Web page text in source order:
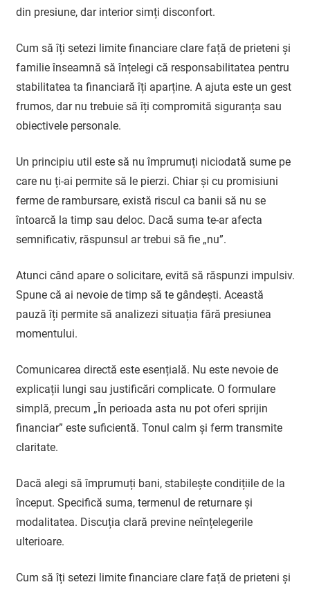
din presiune, dar interior simți disconfort.
Cum să îți setezi limite financiare clare față de prieteni și
familie înseamnă să înțelegi că responsabilitatea pentru
stabilitatea ta financiară îți aparține. A ajuta este un gest
frumos, dar nu trebuie să îți compromită siguranța sau
obiectivele personale.
Un principiu util este să nu împrumuți niciodată sume pe
care nu ți-ai permite să le pierzi. Chiar și cu promisiuni
ferme de rambursare, există riscul ca banii să nu se
întoarcă la timp sau deloc. Dacă suma te-ar afecta
semnificativ, răspunsul ar trebui să fie „nu”.
Atunci când apare o solicitare, evită să răspunzi impulsiv.
Spune că ai nevoie de timp să te gândești. Această
pauză îți permite să analizezi situația fără presiunea
momentului.
Comunicarea directă este esențială. Nu este nevoie de
explicații lungi sau justificări complicate. O formulare
simplă, precum „În perioada asta nu pot oferi sprijin
financiar” este suficientă. Tonul calm și ferm transmite
claritate.
Dacă alegi să împrumuți bani, stabilește condițiile de la
început. Specifică suma, termenul de returnare și
modalitatea. Discuția clară previne neînțelegerile
ulterioare.
Cum să îți setezi limite financiare clare față de prieteni și